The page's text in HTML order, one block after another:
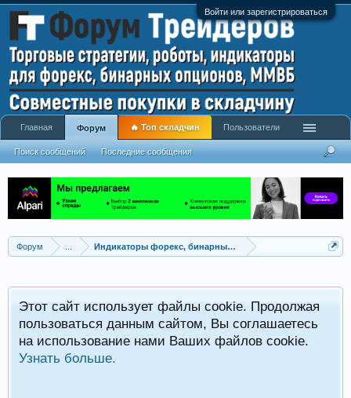
Войти или зарегистрироваться
Форум Индикаторы форекс, бинарных опционов, ММВБ
Этот сайт использует файлы cookie. Продолжая
пользоваться данным сайтом, Вы соглашаетесь
на использование нами Ваших файлов cookie.
Узнать больше.
Главная Форум
Поиск сообщений Последние сообщения
🔥 Топ складчин Пользователи